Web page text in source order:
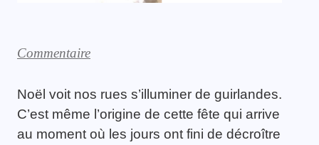
Commentaire
Noël voit nos rues s’illuminer de guirlandes.
C’est même l’origine de cette fête qui arrive
au moment où les jours ont fini de décroître